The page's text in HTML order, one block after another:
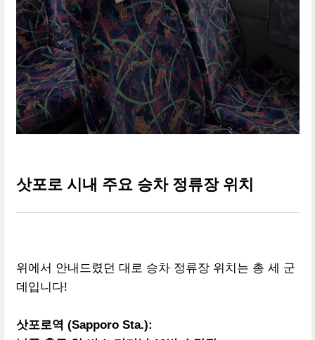
삿포로 시내 주요 승차 정류장 위치
위에서 안내드렸던 대로 승차 정류장 위치는 총 세 군
데입니다!
삿포로역 (Sapporo Sta.):